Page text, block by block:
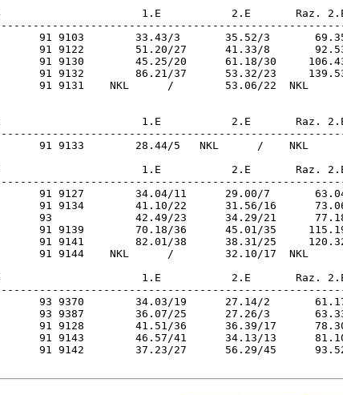
K-14                      1.E           2.E
91 9103        33.43/3       35.52/3
91 9122        51.20/27      41.33/8
91 9130        45.25/20      61.18/30
91 9132        86.21/37      53.32/23
91 9131    NKL      /        53.06/22  NKL
M-12                      1.E           2.E
91 9133        28.44/5   NKL      /    NKL
M-13                      1.E           2.E
91 9127        34.04/11      29.00/7
91 9134        41.10/22      31.56/16
93             42.49/23      34.29/21
91 9139        70.18/36      45.01/35
91 9141        82.01/38      38.31/25
91 9144    NKL      /        32.10/17  NKL
M-14                      1.E           2.E
93 9370        34.03/19      27.14/2
93 9387        36.07/25      27.26/3
91 9128        41.51/36      36.39/17
91 9143        46.57/41      34.13/13
91 9142        37.23/27      56.29/45